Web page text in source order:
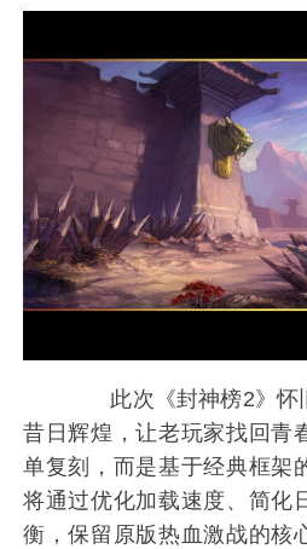
此次《封神榜2》怀
昔日辉煌，让老玩家找回青
单复刻，而是基于经典框架
将通过优化加载速度、简化
衡，保留原版热血激战的核